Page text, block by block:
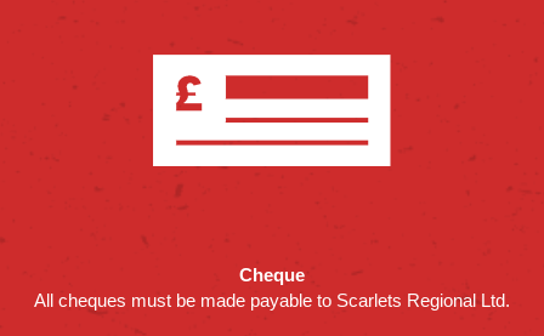
Cheque
All cheques must be made payable to Scarlets Regional Ltd.